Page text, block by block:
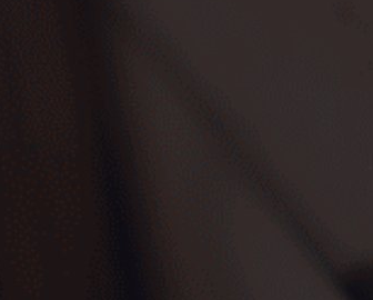
Mejores SUV de Ocasión
Ver coches